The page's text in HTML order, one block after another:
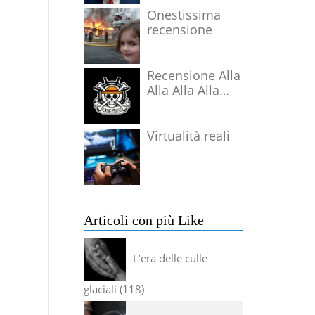
Onestissima
recensione
Recensione Alla
Alla Alla Alla
Virtualità reali
Articoli con più Like
L’era delle culle
glaciali 118